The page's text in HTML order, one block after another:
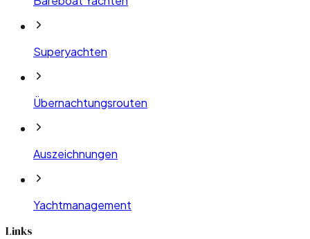
Superyachten
Übernachtungsrouten
Auszeichnungen
Yachtmanagement
Links